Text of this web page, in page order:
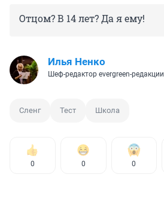
Отцом? В 14 лет? Да я ему!
Илья Ненко
Шеф-редактор evergreen-редакции
Сленг Тест Школа
0 0 0